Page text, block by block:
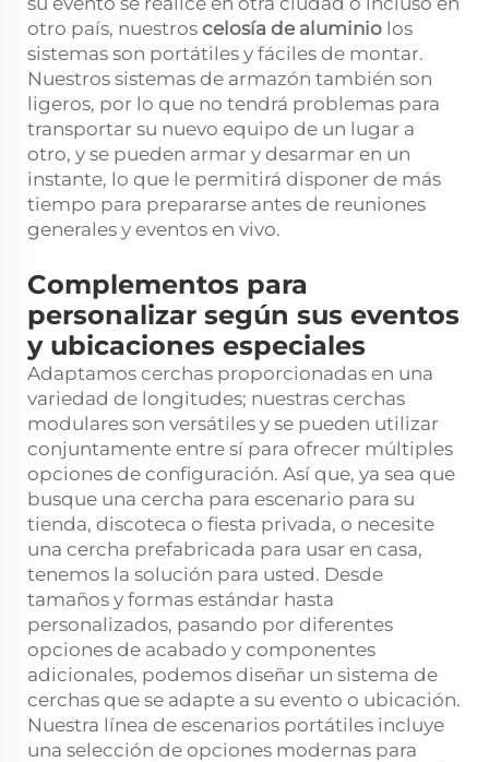
otro país, nuestros celosía de aluminio los
sistemas son portátiles y fáciles de montar.
Nuestros sistemas de armazón también son
ligeros, por lo que no tendrá problemas para
transportar su nuevo equipo de un lugar a
otro, y se pueden armar y desarmar en un
instante, lo que le permitirá disponer de más
tiempo para prepararse antes de reuniones
generales y eventos en vivo.
Complementos para
personalizar según sus eventos
y ubicaciones especiales
Adaptamos cerchas proporcionadas en una
variedad de longitudes; nuestras cerchas
modulares son versátiles y se pueden utilizar
conjuntamente entre sí para ofrecer múltiples
opciones de configuración. Así que, ya sea que
busque una cercha para escenario para su
tienda, discoteca o fiesta privada, o necesite
una cercha prefabricada para usar en casa,
tenemos la solución para usted. Desde
tamaños y formas estándar hasta
personalizados, pasando por diferentes
opciones de acabado y componentes
adicionales, podemos diseñar un sistema de
cerchas que se adapte a su evento o ubicación.
Nuestra línea de escenarios portátiles incluye
una selección de opciones modernas para